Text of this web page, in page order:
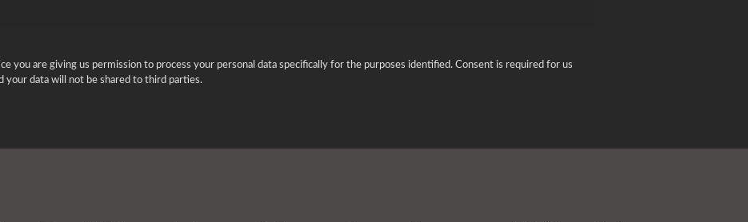
you are giving us permission to process your personal data specifically for the purposes identified. Consent is required for us
your data will not be shared to third parties.